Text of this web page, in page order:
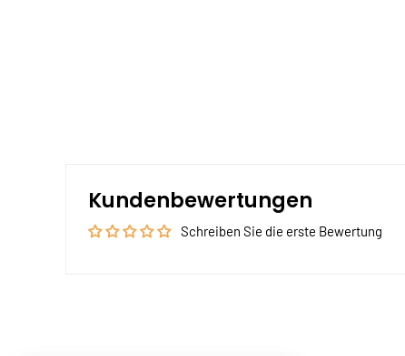
Kundenbewertungen
Schreiben Sie die erste Bewertung